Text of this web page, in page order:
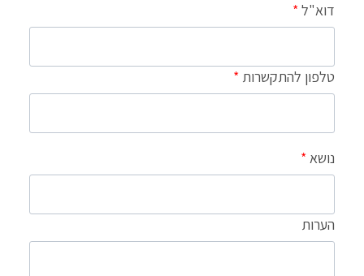
דוא"ל *
טלפון להתקשרות *
נושא *
הערות